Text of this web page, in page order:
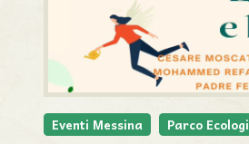
Eventi Messina Parco